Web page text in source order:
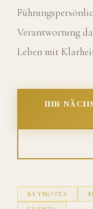
Verantwortung
Leben mit
IHR
KEYNOTES